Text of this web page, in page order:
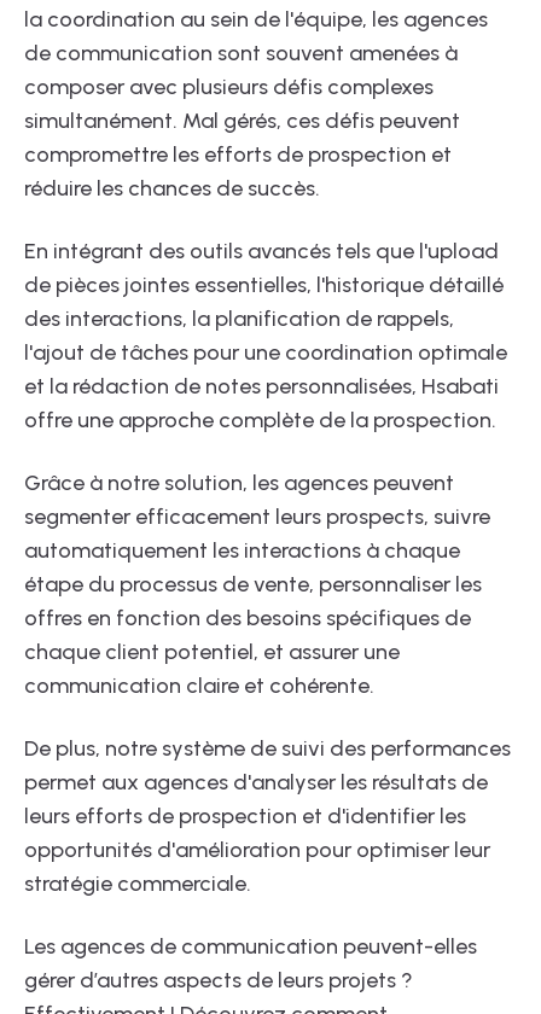
la coordination au sein de l'équipe, les agences
de communication sont souvent amenées à
composer avec plusieurs défis complexes
simultanément. Mal gérés, ces défis peuvent
compromettre les efforts de prospection et
réduire les chances de succès.
En intégrant des outils avancés tels que l'upload
de pièces jointes essentielles, l'historique détaillé
des interactions, la planification de rappels,
l'ajout de tâches pour une coordination optimale
et la rédaction de notes personnalisées, Hsabati
offre une approche complète de la prospection.
Grâce à notre solution, les agences peuvent
segmenter efficacement leurs prospects, suivre
automatiquement les interactions à chaque
étape du processus de vente, personnaliser les
offres en fonction des besoins spécifiques de
chaque client potentiel, et assurer une
communication claire et cohérente.
De plus, notre système de suivi des performances
permet aux agences d'analyser les résultats de
leurs efforts de prospection et d'identifier les
opportunités d'amélioration pour optimiser leur
stratégie commerciale.
Les agences de communication peuvent-elles
gérer d’autres aspects de leurs projets ?